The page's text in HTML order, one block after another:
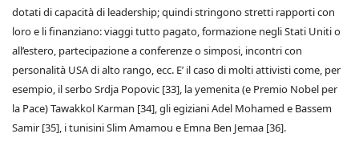
dotati di capacità di leadership; quindi stringono stretti rapporti con
loro e li finanziano: viaggi tutto pagato, formazione negli Stati Uniti o
all’estero, partecipazione a conferenze o simposi, incontri con
personalità USA di alto rango, ecc. E’ il caso di molti attivisti come, per
esempio, il serbo Srdja Popovic [33], la yemenita (e Premio Nobel per
la Pace) Tawakkol Karman [34], gli egiziani Adel Mohamed e Bassem
Samir [35], i tunisini Slim Amamou e Emna Ben Jemaa [36].